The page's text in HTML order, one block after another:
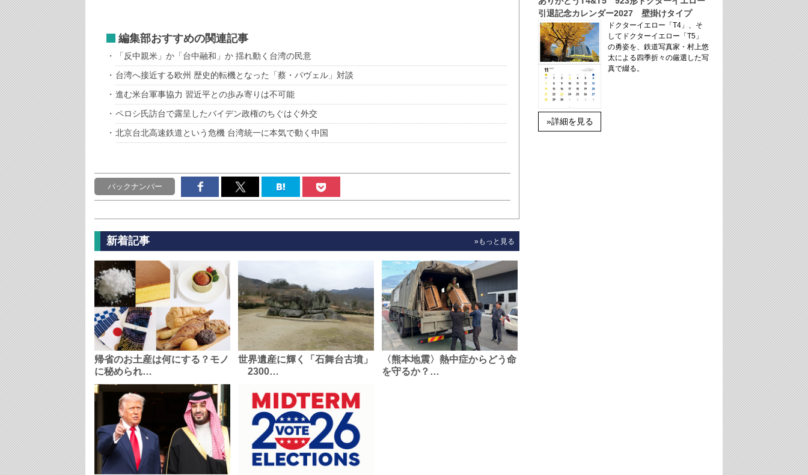
編集部おすすめの関連記事
「反中親米」か「台中融和」か 揺れ動く台湾の民意
台湾へ接近する欧州 歴史的転機となった「蔡・パヴェル」対談
進む米台軍事協力 習近平との歩み寄りは不可能
ペロシ氏訪台で露呈したバイデン政権のちぐはぐ外交
北京台北高速鉄道という危機 台湾統一に本気で動く中国
バックナンバー
新着記事 »もっと見る
帰省のお土産は何にする？モノ
に秘められ…
世界遺産に輝く「石舞台古墳」
2300…
〈熊本地震〉熱中症からどう命
を守るか？…
引退記念カレンダー2027 壁掛けタイプ
»詳細を見る
ドクターイエロー「T4」、そ
してドクターイエロー「T5」
の勇姿を、鉄道写真家・村上悠
太による四季折々の厳選した写
真で綴る。